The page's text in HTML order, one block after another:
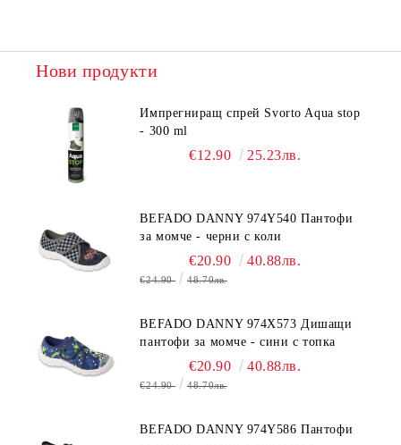
Нови продукти
Импрегниращ спрей Svorto Aqua stop
- 300 ml
€12.90 25.23лв.
BEFADO DANNY 974Y540 Пантофи
за момче - черни с коли
€20.90 40.88лв.
€24.90 48.70лв.
BEFADO DANNY 974X573 Дишащи
пантофи за момче - сини с топка
€20.90 40.88лв.
€24.90 48.70лв.
BEFADO DANNY 974Y586 Пантофи